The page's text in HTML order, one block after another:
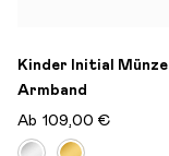
Kinder Initial Münze
Armband
Ab 109,00 €